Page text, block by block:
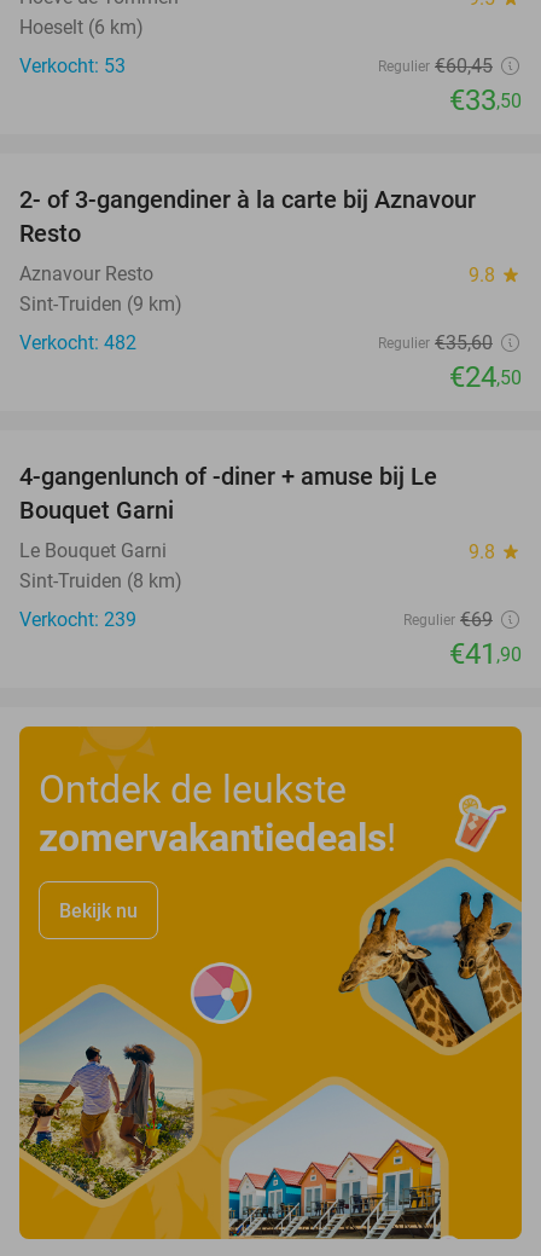
Hoeselt (6 km)
Verkocht: 53
Regulier €60,45
€33,50
31%
2- of 3-gangendiner à la carte bij Aznavour
Resto
Aznavour Resto 9.8 star
Sint-Truiden (9 km)
Verkocht: 482
Regulier €35,60
€24,50
4-gangenlunch of -diner + amuse bij Le
Bouquet Garni
Le Bouquet Garni 9.8 star
Sint-Truiden (8 km)
Verkocht: 239
Regulier €69
€41 ,90
Ontdek de leukste
zomervakantiedeals!
Bekijk nu